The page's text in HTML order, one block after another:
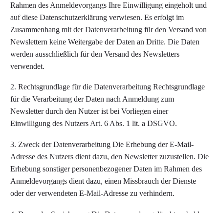
Rahmen des Anmeldevorgangs Ihre Einwilligung eingeholt und
auf diese Datenschutzerklärung verwiesen. Es erfolgt im
Zusammenhang mit der Datenverarbeitung für den Versand von
Newslettern keine Weitergabe der Daten an Dritte. Die Daten
werden ausschließlich für den Versand des Newsletters
verwendet.
2. Rechtsgrundlage für die Datenverarbeitung Rechtsgrundlage
für die Verarbeitung der Daten nach Anmeldung zum
Newsletter durch den Nutzer ist bei Vorliegen einer
Einwilligung des Nutzers Art. 6 Abs. 1 lit. a DSGVO.
3. Zweck der Datenverarbeitung Die Erhebung der E-Mail-
Adresse des Nutzers dient dazu, den Newsletter zuzustellen. Die
Erhebung sonstiger personenbezogener Daten im Rahmen des
Anmeldevorgangs dient dazu, einen Missbrauch der Dienste
oder der verwendeten E-Mail-Adresse zu verhindern.